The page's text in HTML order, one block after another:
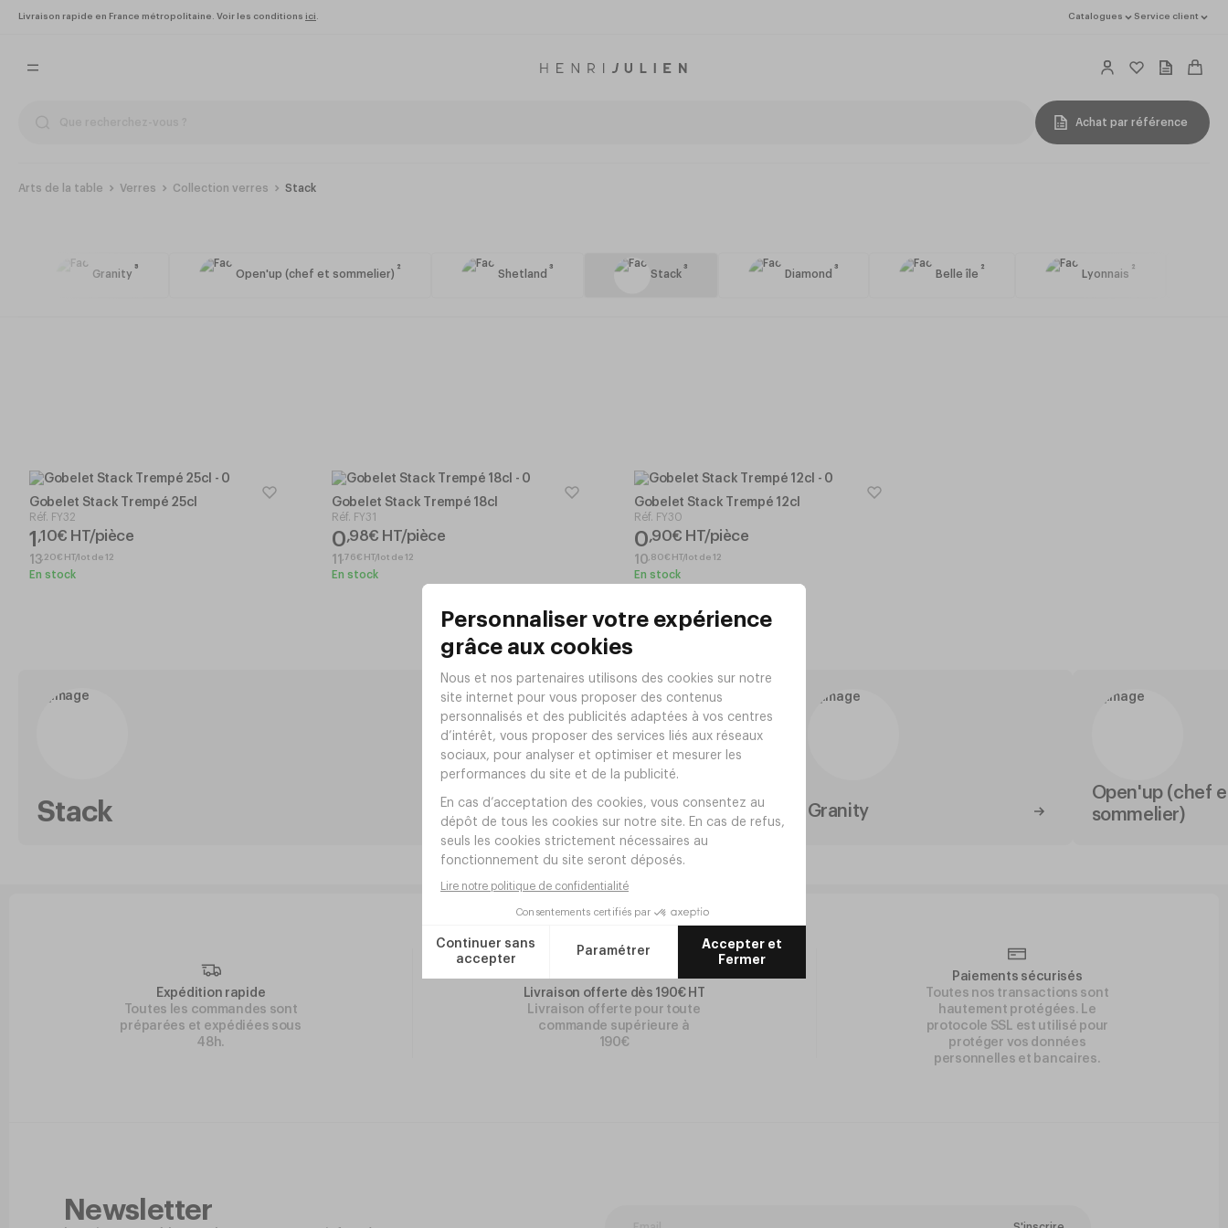
Livraison rapide en France métropolitaine. Voir les conditions ici . Catalogues Service client
Achat par référence
Arts de la table Verres Collection verres Stack
Stack
Granity 5 Open'up (chef et sommelier) 2 Shetland 3 Stack3 Diamond 3 Belle île 2 Lyonnais 2
Gobelet Stack Trempé 25cl
Réf. FY32
1 ,10€ HT/pièce
13, 20€ HT/lot de 12
En stock
Gobelet Stack Trempé 18cl
Réf. FY31
0,98€ HT/pièce
11,76€ HT/lot de 12
En stock
Gobelet Stack Trempé 12cl
Réf. FY30
0,90€ HT/pièce
10, 80€ HT/lot de 12
En stock
Stack Salto Granity
Open'up (chef
sommelier)
Expédition rapide
Toutes les commandes sont
préparées et expédiées sous
48h.
Livraison offerte dès 190€ HT
Livraison offerte pour toute
commande supérieure à
190€
Paiements sécurisés
Toutes nos transactions sont
hautement protégées. Le
protocole SSL est utilisé pour
protéger vos données
personnelles et bancaires.
Newsletter